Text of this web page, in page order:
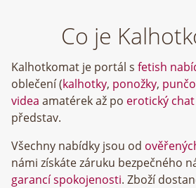
Co je
Kalhotkomat je portál s fetish
oblečení (kalhotky, ponožky,
videa amatérek až po erotický chat
představ.
Všechny nabídky jsou od
námi získáte záruku bezpečného
garancí spokojenosti. Zboží